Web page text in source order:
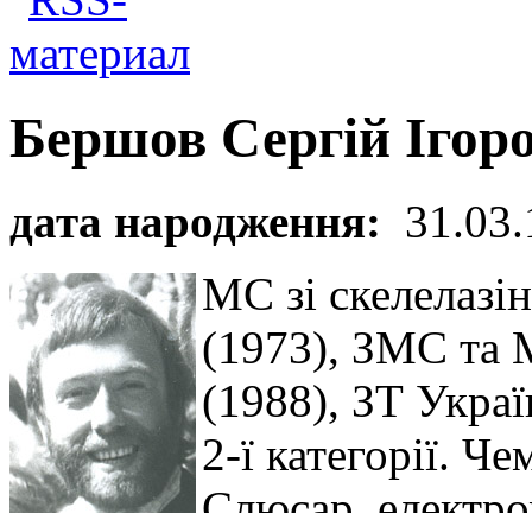
Бершов Сергій
дата народження:
МС зі
(1973), ЗМС та
(1988), ЗТ
2-ї категорії.